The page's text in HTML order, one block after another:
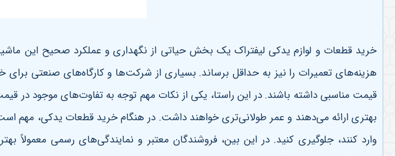
خرید قطعات و لوازم یدکی لیفتراک یک بخش حیاتی از نگهداری و عملکرد صحیح این
هزینه‌های تعمیرات را نیز به حداقل برساند. بسیاری از شرکت‌ها و کارگاه‌های صنعتی
قیمت مناسبی داشته باشند. در این راستا، یکی از نکات مهم توجه به تفاوت‌های موجود در
بهتری ارائه می‌دهند و عمر طولانی‌تری خواهند داشت. در هنگام خرید قطعات یدکی، مهم
وارد کنند، جلوگیری کنید. در این بین، فروشندگان معتبر و نمایندگی‌های رسمی معمولاً